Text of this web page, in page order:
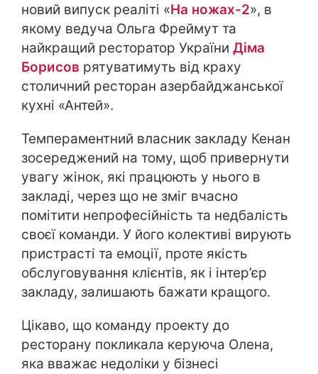
новий випуск реаліті «На ножах-2», в
якому ведуча Ольга Фреймут та
найкращий ресторатор України Діма
Борисов рятуватимуть від краху
столичний ресторан азербайджанської
кухні «Антей».
Темпераментний власник закладу Кенан
зосереджений на тому, щоб привернути
увагу жінок, які працюють у нього в
закладі, через що не зміг вчасно
помітити непрофесійність та недбалість
своєї команди. У його колективі вирують
пристрасті та емоції, проте якість
обслуговування клієнтів, як і інтер’єр
закладу, залишають бажати кращого.
Цікаво, що команду проекту до
ресторану покликала керуюча Олена,
яка вважає недоліки у бізнесі